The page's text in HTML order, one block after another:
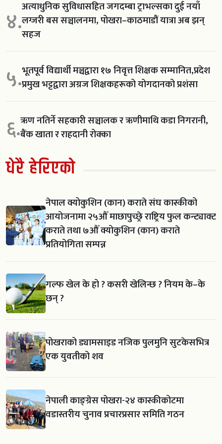
४.अत्याधुनिक सुविधासहित जगदम्बा ट्राभल्सका दुई नयाँ
लग्जरी बस सञ्चालनमा, पोखरा–काठमाडौं यात्रा अब झन्
सहज
५.भूतपूर्व विद्यार्थी मञ्चद्वारा १७ निवृत्त शिक्षक सम्मानित,प्रदेश
प्रमुख भट्टद्वारा अग्रज शिक्षकहरूको योगदानको प्रशंसा
६.ऋण नतिर्ने सहकारी सञ्चालक र ऋणीमाथि कडा निगरानी,
बैंक खाता र राहदानी रोक्का
धेरै हेरिएको
नेपाल क्योकुशिन (कान) कराते संघ कास्कीको
आयोजनामा २५औँ माछापुच्छ्रे राष्ट्रिय फुल कन्ट्याक्ट
कराते तथा ७औँ क्योकुशिन (कान) कराते
प्रतियोगिता सम्पन्न
गल्फ खेल के हो ? कसरी खेलिन्छ ? नियम के–के
छन् ?
पोखराको ड्यामसाइड नजिक पुलमुनि सुटकेसभित्र
एक युवतीको शव
नेपाली काङ्ग्रेस पोखरा-२४ कास्कीकोटमा
वडास्तरीय चुनाव प्रचारप्रसार समिति गठन